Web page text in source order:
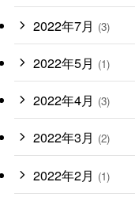
2022年7月 (3)
2022年5月 (1)
2022年4月 (3)
2022年3月 (2)
2022年2月 (1)